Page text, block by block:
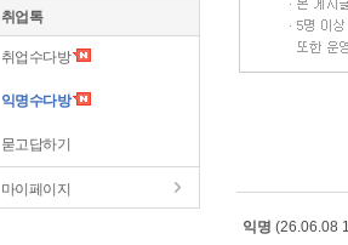
취업톡
취업수다방
익명수다방
묻고답하기
마이페이지